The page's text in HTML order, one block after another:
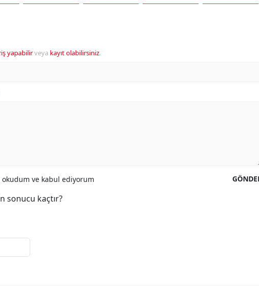
yapabilirveya kayıt olabilirsiniz.
okudum ve kabul ediyorum
sonucu kaçtır?